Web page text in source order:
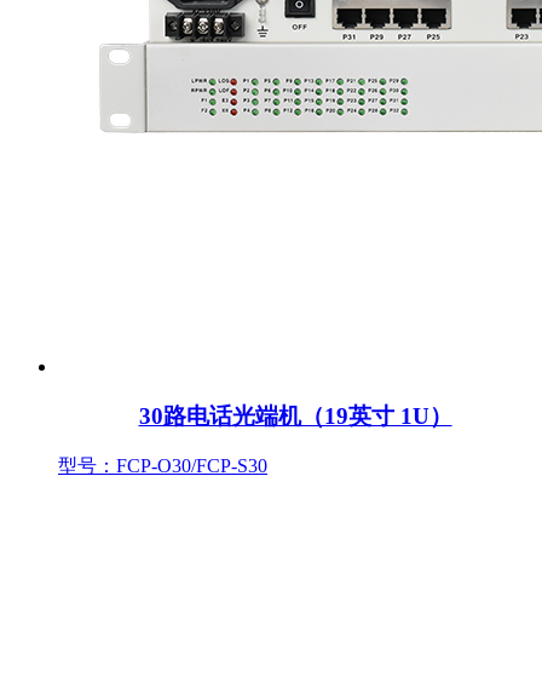
30路电话光端机（19英寸 1U）
型号：FCP-O30/FCP-S30